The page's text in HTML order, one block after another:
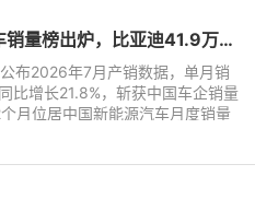
7月新能源汽车销量榜出炉，比亚迪41.9万辆稳居榜首
布2026年7月产销数据，单月销
比增长21.8%，斩获中国车企销量
月位居中国新能源汽车月度销量
现延续至下半年，继2026年上半